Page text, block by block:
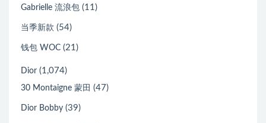
Gabrielle 流浪包 (11)
当季新款 (54)
钱包 WOC (21)
Dior (1,074)
30 Montaigne 蒙田 (47)
Dior Bobby (39)